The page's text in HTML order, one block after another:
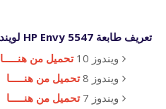
تعريف طابعة HP Envy 5547 لويندوز 32 بت
ويندوز 10
تحميل من هنـــــا
ويندوز 8
تحميل من هنـــــا
ويندوز 7
تحميل من هنـــــا